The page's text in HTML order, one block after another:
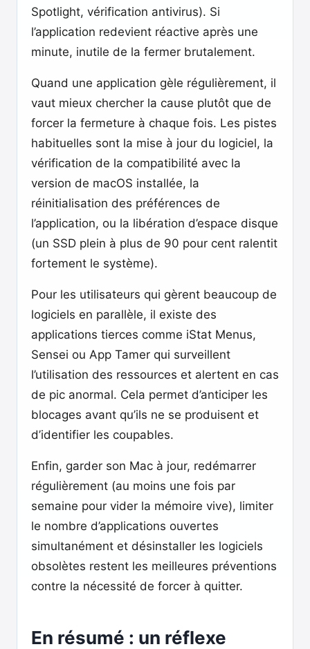
Spotlight, vérification antivirus). Si
l’application redevient réactive après une
minute, inutile de la fermer brutalement.
Quand une application gèle régulièrement, il
vaut mieux chercher la cause plutôt que de
forcer la fermeture à chaque fois. Les pistes
habituelles sont la mise à jour du logiciel, la
vérification de la compatibilité avec la
version de macOS installée, la
réinitialisation des préférences de
l’application, ou la libération d’espace disque
(un SSD plein à plus de 90 pour cent ralentit
fortement le système).
Pour les utilisateurs qui gèrent beaucoup de
logiciels en parallèle, il existe des
applications tierces comme iStat Menus,
Sensei ou App Tamer qui surveillent
l’utilisation des ressources et alertent en cas
de pic anormal. Cela permet d’anticiper les
blocages avant qu’ils ne se produisent et
d’identifier les coupables.
Enfin, garder son Mac à jour, redémarrer
régulièrement (au moins une fois par
semaine pour vider la mémoire vive), limiter
le nombre d’applications ouvertes
simultanément et désinstaller les logiciels
obsolètes restent les meilleures préventions
contre la nécessité de forcer à quitter.
En résumé : un réflexe